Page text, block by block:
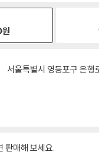
원
서울특별시 영등포구 은행
판매해 보세요.